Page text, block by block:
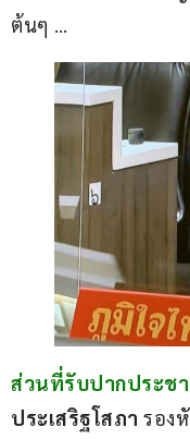
ต้นๆ …
ส่วนที่รับปากประช
ประเสริฐโสภา รอง